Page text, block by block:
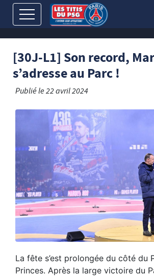
[30J-L1] Son record,
s’adresse au Parc !
Publié le22 avril 2024
La fête s’est prolongée du côté du
Princes. Après la large victoire du